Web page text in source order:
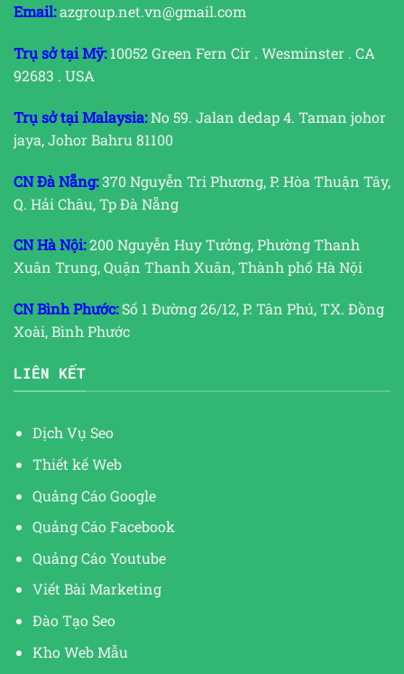
Email:azgroup.net.vn@gmail.com
Trụ sở tại Mỹ:10052 Green Fern Cir . Wesminster . CA
92683 . USA
Trụ sở tại Malaysia:No 59. Jalan dedap 4. Taman johor
jaya, Johor Bahru 81100
CN Đà Nẵng:370 Nguyễn Tri Phương, P. Hòa Thuận Tây,
Q. Hải Châu, Tp Đà Nẵng
CN Hà Nội:200 Nguyễn Huy Tưởng, Phường Thanh
Xuân Trung, Quận Thanh Xuân, Thành phố Hà Nội
CN Bình Phước:Số 1 Đường 26/12, P. Tân Phú, TX. Đồng
Xoài, Bình Phước
LIÊN KẾT
Dịch Vụ Seo
Thiết kế Web
Quảng Cáo Google
Quảng Cáo Facebook
Quảng Cáo Youtube
Viết Bài Marketing
Đào Tạo Seo
Kho Web Mẫu